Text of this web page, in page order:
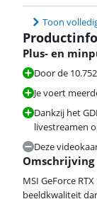
Toon
Plus- en
Door de
Je voert
Dankzij het
livestreamen
Deze
Omschrijving
MSI GeForce
beeldkwaliteit